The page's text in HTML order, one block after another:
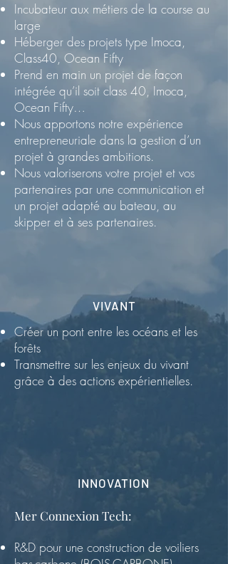
Incubateur aux métiers de la course au
large
Héberger des projets type Imoca,
Class40, Ocean Fifty
Prend en main un projet de façon
intégrée qu’il soit class 40, Imoca,
Ocean Fifty…
Nous apportons notre expérience
entrepreneuriale dans la gestion d’un
projet à grandes ambitions.
Nous valoriserons votre projet et vos
partenaires par une communication et
un projet adapté au bateau, au
skipper et à ses partenaires.
VIVANT
Créer un pont entre les océans et les
forêts
Transmettre sur les enjeux du vivant
grâce à des actions expérientielles.
INNOVATION
​Mer Connexion Tech:
R&D pour une construction de voiliers